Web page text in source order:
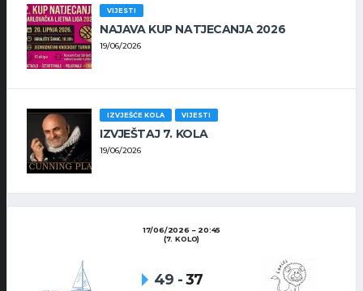
VIJESTI
NAJAVA KUP NATJECANJA 2026
19/06/2026
IZVJEŠĆE KOLA VIJESTI
IZVJEŠTAJ 7. KOLA
19/06/2026
17/06/2026
20:45
(7. KOLO)
49 -37